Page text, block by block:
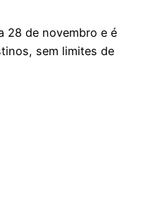
28 de novembro e é
sem limites de